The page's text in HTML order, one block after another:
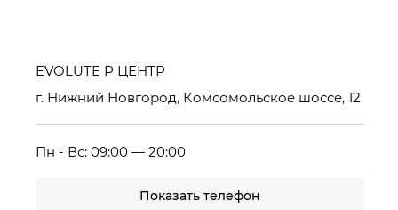
EVOLUTE Р ЦЕНТР
г. Нижний Новгород, Комсомольское шоссе, 12
Пн - Вс: 09:00 — 20:00
Показать телефон